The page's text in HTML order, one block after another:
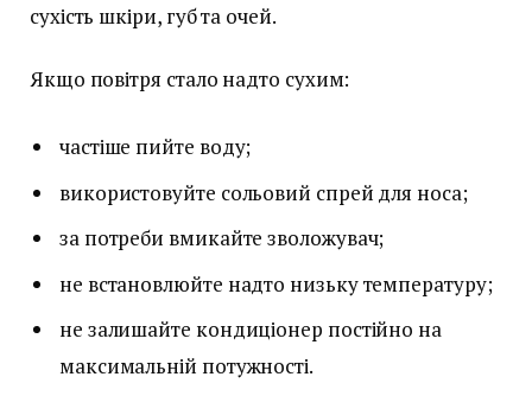
сухість шкіри, губ та очей.
Якщо повітря стало надто сухим:
частіше пийте воду;
використовуйте сольовий спрей для носа;
за потреби вмикайте зволожувач;
не встановлюйте надто низьку температуру;
не залишайте кондиціонер постійно на
максимальній потужності.